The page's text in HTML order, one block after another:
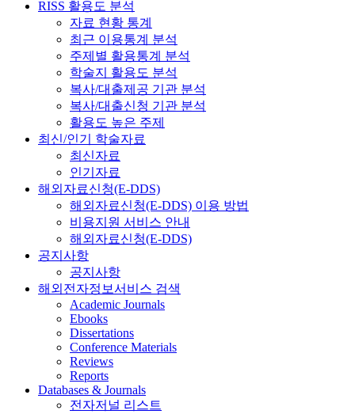
RISS 활용도 분석
자료 현황 통계
최근 이용통계 분석
주제별 활용통계 분석
학술지 활용도 분석
복사/대출제공 기관 분석
복사/대출신청 기관 분석
활용도 높은 주제
최신/인기 학술자료
최신자료
인기자료
해외자료신청(E-DDS)
해외자료신청(E-DDS) 이용 방법
비용지원 서비스 안내
해외자료신청(E-DDS)
공지사항
공지사항
해외전자정보서비스 검색
Academic Journals
Ebooks
Dissertations
Conference Materials
Reviews
Reports
Databases & Journals
전자저널 리스트